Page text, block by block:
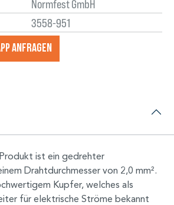
Normfest GmbH
3558-951
anfragеn
ist ein gedrehter
Drahtdurchmesser von 2,0 mm².
Kupfer, welches als
für elektrische Ströme bekannt